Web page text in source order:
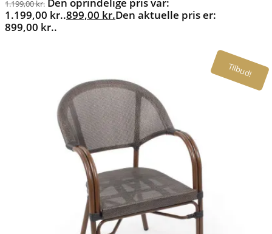
1.199,00kr.
1.199,00 kr..899,00 kr.Den aktuelle pris er:
899,00 kr..
Tilbud!